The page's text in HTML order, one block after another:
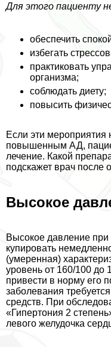
Для этого пациенту
обеспечить
избегать
пpaктиковать
организма;
соблюдать диету;
повысить
Если эти мероприятия
повышенным АД,
лечение. Какой
подскажет врач после
Высокое
Высокое давление
купировать
(умеренная)
уровень от 160/100 до
привести в норму его
заболевания
средств. При
«Гипертония 2
левого желудочка